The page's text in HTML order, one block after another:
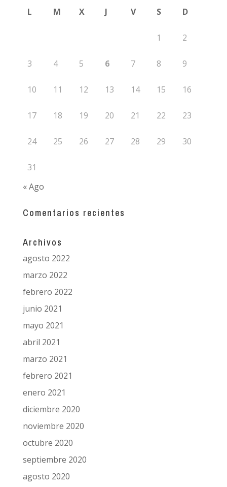
L M X J V S D
1 2
3 4 5 6 7 8 9
10 11 12 13 14 15 16
17 18 19 20 21 22 23
24 25 26 27 28 29 30
31
« Ago
Comentarios recientes
Archivos
agosto 2022
marzo 2022
febrero 2022
junio 2021
mayo 2021
abril 2021
marzo 2021
febrero 2021
enero 2021
diciembre 2020
noviembre 2020
octubre 2020
septiembre 2020
agosto 2020